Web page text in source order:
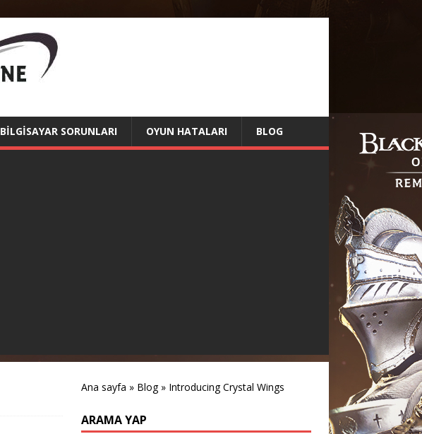
BILGISAYAR SORUNLARI OYUN HATALARI BLOG
Ana sayfa » Blog» Introducing Crystal Wings
ARAMA YAP